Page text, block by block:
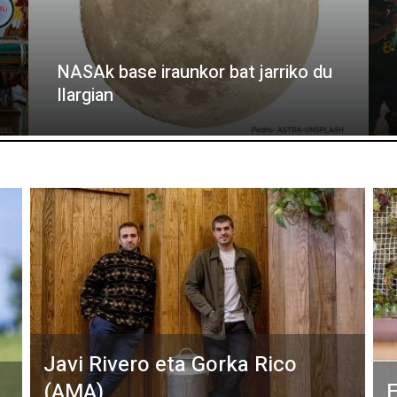
NASAk base iraunkor bat jarriko du
Ilargian
Javi Rivero eta Gorka Rico